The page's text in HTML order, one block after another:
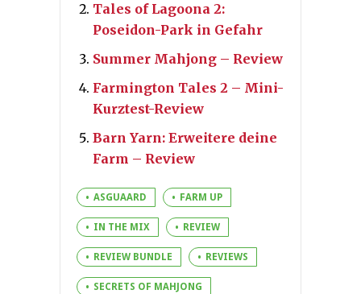
Tales of Lagoona 2:
Poseidon-Park in Gefahr
Summer Mahjong – Review
Farmington Tales 2 – Mini-
Kurztest-Review
Barn Yarn: Erweitere deine
Farm – Review
ASGUAARD FARM UP
IN THE MIX REVIEW
REVIEW BUNDLE REVIEWS
SECRETS OF MAHJONG